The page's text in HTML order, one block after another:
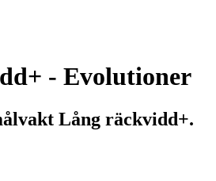
- Evolutioner
Lång räckvidd+.